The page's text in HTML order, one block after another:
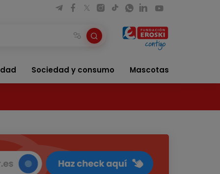
Sociedad y consumo Mascotas